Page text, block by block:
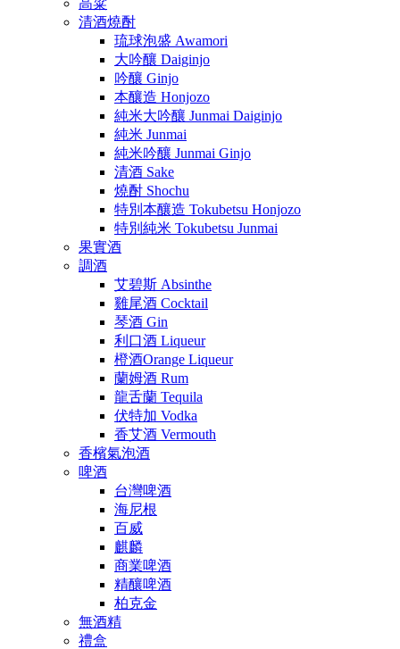
清酒燒酎
琉球泡盛 Awamori
大吟釀 Daiginjo
吟釀 Ginjo
本釀造 Honjozo
純米大吟釀 Junmai Daiginjo
純米 Junmai
純米吟釀 Junmai Ginjo
清酒 Sake
燒酎 Shochu
特別本釀造 Tokubetsu Honjozo
特別純米 Tokubetsu Junmai
果實酒
調酒
艾碧斯 Absinthe
雞尾酒 Cocktail
琴酒 Gin
利口酒 Liqueur
橙酒Orange Liqueur
蘭姆酒 Rum
龍舌蘭 Tequila
伏特加 Vodka
香艾酒 Vermouth
香檳氣泡酒
啤酒
台灣啤酒
海尼根
百威
麒麟
商業啤酒
精釀啤酒
柏克金
無酒精
禮盒